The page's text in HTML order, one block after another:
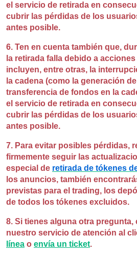
el servicio de retirada en
cubrir las pérdidas de los
antes posible.
6. Ten en cuenta también que,
la retirada falla debido a
incluyen, entre otras, la
la cadena (como la generación
transferencia de fondos en la
el servicio de retirada en
cubrir las pérdidas de los
antes posible.
7. Para evitar posibles pérdidas,
firmemente seguir las
especial de retirada de tókenes
los anuncios, también
previstas para el trading, los
de todos los tókenes excluidos.
8. Si tienes alguna otra pregunta,
nuestro servicio de atención al
línea o envía un ticket.